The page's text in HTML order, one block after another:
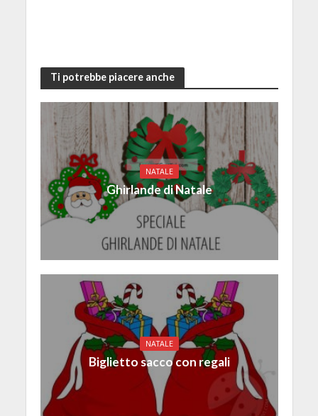
Ti potrebbe piacere anche
NATALE
Ghirlande di Natale
NATALE
Biglietto sacco con regali